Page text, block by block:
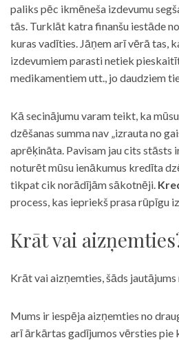
paliks pēc ikmēneša izdevumu
tās. Turklāt katra finanšu iestāde
kuras vadīties. Jāņem arī vērā tas,
izdevumiem parasti netiek
medikamentiem utt., jo daudziem
Kā secinājumu varam teikt, ka
dzēšanas summa nav „izrauta no
aprēķināta. Pavisam jau cits stāsts
noturēt mūsu ienākumus kredīta
tikpat cik norādījām sākotnēji.
process, kas iepriekš prasa rūpīgu
Krāt vai
Krāt vai aizņemties, šāds
Mums ir iespēja aizņemties no
arī ārkārtas gadījumos vērsties pie